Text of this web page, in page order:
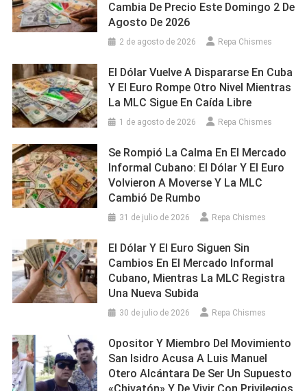
Cambia De Precio Este Domingo 2 De
Agosto De 2026
2 de agosto de 2026 Repa Chismes
El Dólar Vuelve A Dispararse En Cuba
Y El Euro Rompe Otro Nivel Mientras
La MLC Sigue En Caída Libre
1 de agosto de 2026 Repa Chismes
Se Rompió La Calma En El Mercado
Informal Cubano: El Dólar Y El Euro
Volvieron A Moverse Y La MLC
Cambió De Rumbo
31 de julio de 2026 Repa Chismes
El Dólar Y El Euro Siguen Sin
Cambios En El Mercado Informal
Cubano, Mientras La MLC Registra
Una Nueva Subida
30 de julio de 2026 Repa Chismes
Opositor Y Miembro Del Movimiento
San Isidro Acusa A Luis Manuel
Otero Alcántara De Ser Un Supuesto